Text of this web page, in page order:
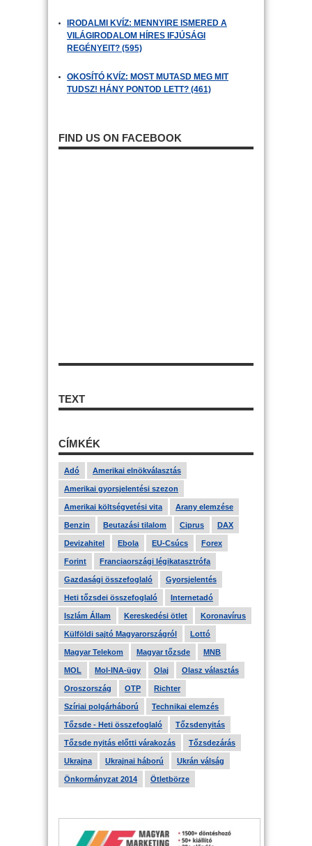
IRODALMI KVÍZ: MENNYIRE ISMERED A
VILÁGIRODALOM HÍRES IFJÚSÁGI
REGÉNYEIT? (595)
OKOSÍTÓ KVÍZ: MOST MUTASD MEG MIT
TUDSZ! HÁNY PONTOD LETT? (461)
FIND US ON FACEBOOK
TEXT
CÍMKÉK
Adó Amerikai elnökválasztás
Amerikai gyorsjelentési szezon
Amerikai költségvetési vita Arany elemzése
Benzin Beutazási tilalom Ciprus DAX
Devizahitel Ebola EU-Csúcs Forex
Forint Franciaországi légikatasztrófa
Gazdasági összefoglaló Gyorsjelentés
Heti tőzsdei összefoglaló Internetadó
Iszlám Állam Kereskedési ötlet Koronavírus
Külföldi sajtó Magyarországról Lottó
Magyar Telekom Magyar tőzsde MNB
MOL Mol-INA-ügy Olaj Olasz választás
Oroszország OTP Richter
Szíriai polgárháború Technikai elemzés
Tőzsde - Heti összefoglaló Tőzsdenyitás
Tőzsde nyitás előtti várakozás Tőzsdezárás
Ukrajna Ukrajnai háború Ukrán válság
Önkormányzat 2014 Ötletbörze